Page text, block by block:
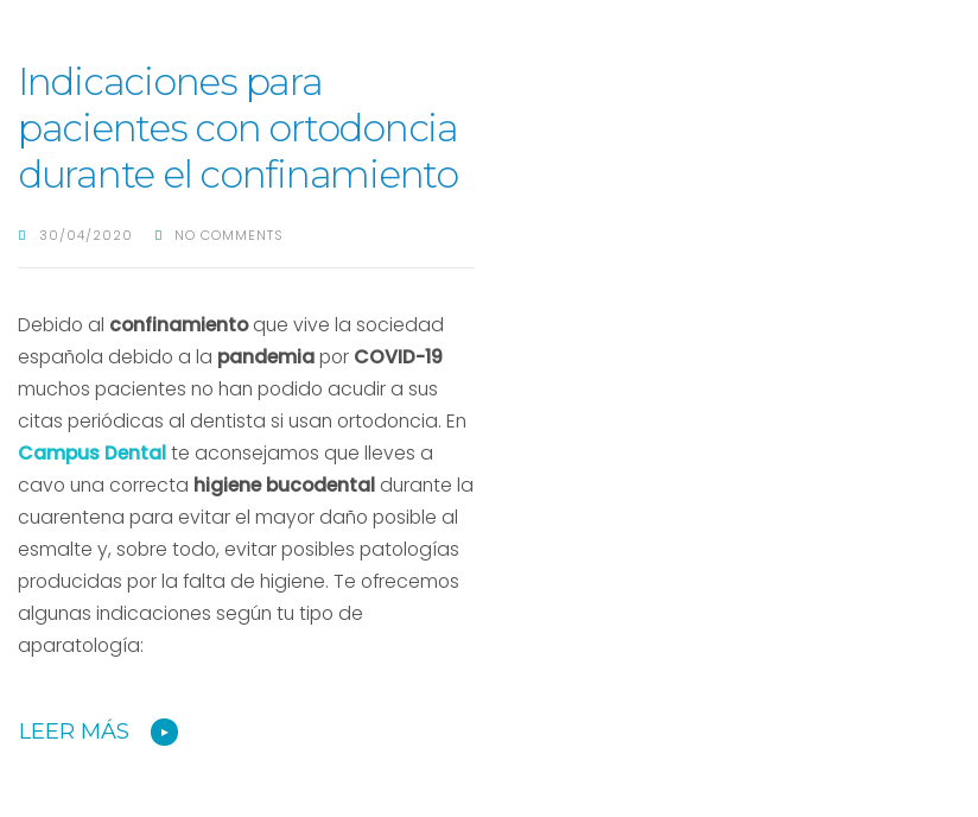
Indicaciones para
pacientes con ortodoncia
durante el confinamiento
30/04/2020 NO COMMENTS
Debido al confinamientoque vive la sociedad
española debido a la pandemiapor COVID-19
muchos pacientes no han podido acudir a sus
citas periódicas al dentista si usan ortodoncia. En
Campus Dentalte aconsejamos que lleves a
cavo una correcta higiene bucodental durante la
cuarentena para evitar el mayor daño posible al
esmalte y, sobre todo, evitar posibles patologías
producidas por la falta de higiene. Te ofrecemos
algunas indicaciones según tu tipo de
aparatología:
LEER MÁS